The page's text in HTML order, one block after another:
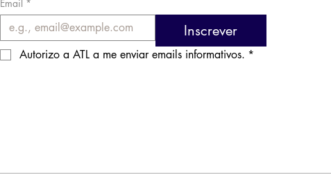
Email *
Inscrever
Autorizo a ATL a me enviar emails informativos. *